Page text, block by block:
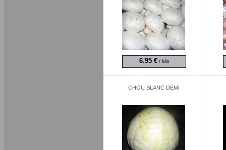
6.95 €/ kilo
CHOU BLANC DEMI